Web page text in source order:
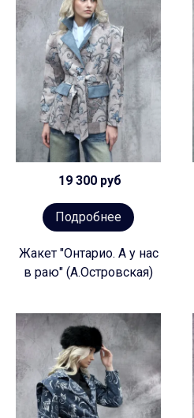
19 300 руб
Подробнее
Жакет "Онтарио. А у нас
в раю" (А.Островская)